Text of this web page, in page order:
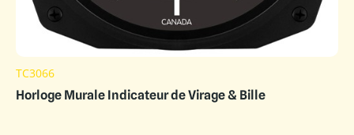
TC3066
Horloge Murale Indicateur de Virage & Bille